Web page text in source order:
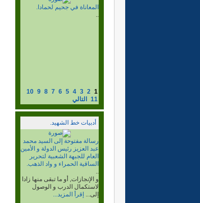
ماذا بعد قرار مجلس الامن.
..
1
2
3
4
5
6
7
8
9
10
11
التالي
أدبيات خط الشهيد.
البرنامج السياسي لخط
الشهيد، الجزء2
..
ما بعد جيمس بيكر. و إقرار
الإصلاحات و البدائل التجاوزية
الضرورية.... إقرأ المزيد...